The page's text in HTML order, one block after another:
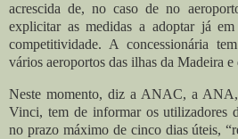
acrescida de, no caso de no
explicitar as medidas a adoptar já
competitividade. A concessionária
vários aeroportos das ilhas da Madeira e
Neste momento, diz a ANAC, a
Vinci, tem de informar os utilizadores
no prazo máximo de cinco dias úteis,